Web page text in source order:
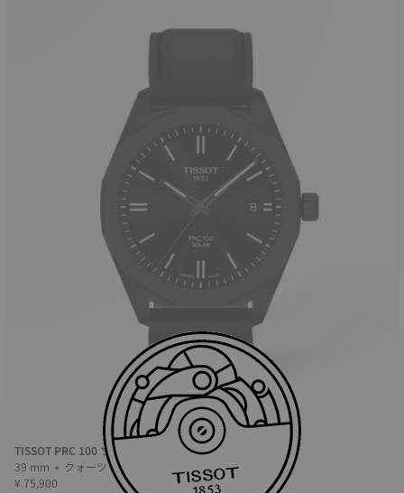
TISSOT PRC 100 ソーラー
39 mm • クォーツ ソーラー
¥ 75,900